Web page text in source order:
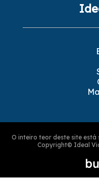
O inteiro teor deste site
Copyright© Ideal